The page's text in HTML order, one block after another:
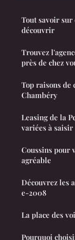
Tout savoir sur
découvrir
Trouvez
près de chez
Top raisons
Chambéry
Leasing de la
variées à saisir
Coussins pour
agréable
Découvrez les
e-2008
La place des
Pourquoi